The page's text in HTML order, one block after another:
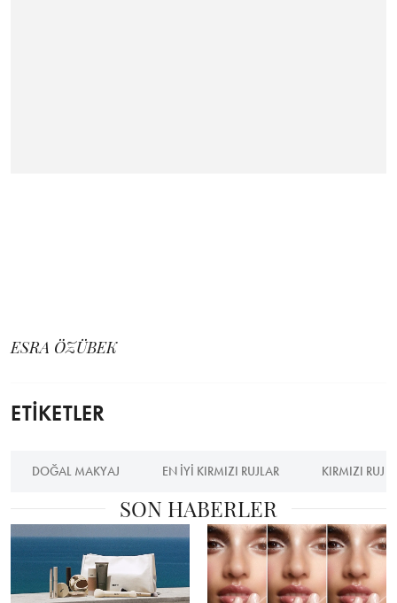
ESRA ÖZÜBEK
ETİKETLER
DOĞAL MAKYAJ EN IYI KIRMIZI RUJLAR KIRMIZI RUJ
SON HABERLER